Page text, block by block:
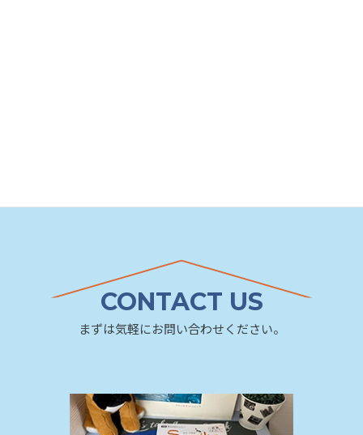
CONTACT US
まずは気軽にお問い合わせください。